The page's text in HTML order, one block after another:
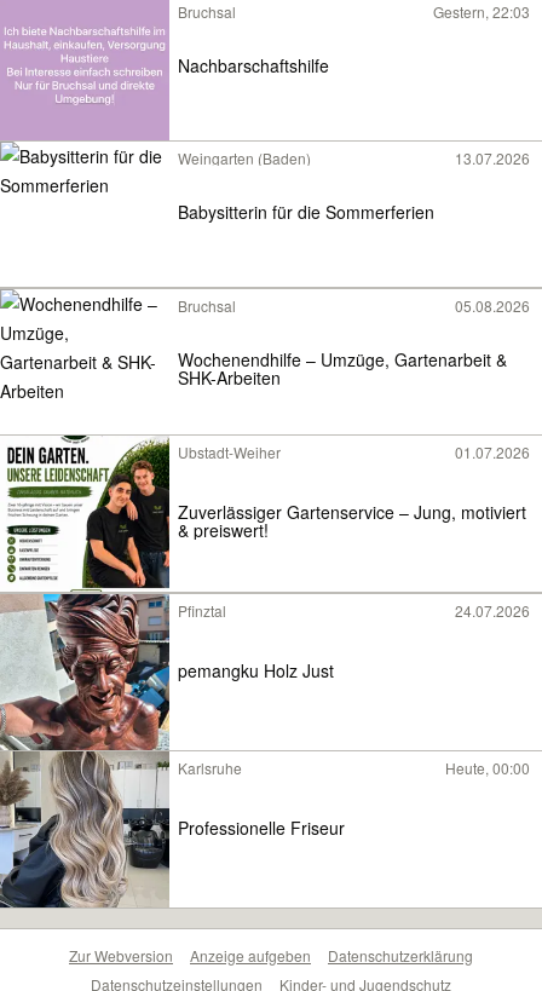
Bruchsal Gestern, 22:03
Nachbarschaftshilfe
Weingarten (Baden) 13.07.2026
Babysitterin für die Sommerferien
Bruchsal 05.08.2026
Wochenendhilfe – Umzüge, Gartenarbeit &
SHK-Arbeiten
Ubstadt-Weiher 01.07.2026
Zuverlässiger Gartenservice – Jung, motiviert
& preiswert!
Pfinztal 24.07.2026
pemangku Holz Just
Karlsruhe Heute, 00:00
Professionelle Friseur
Zur Webversion Anzeige aufgeben
Datenschutzerklärung
Datenschutzeinstellungen
Kinder- und Jugendschutz